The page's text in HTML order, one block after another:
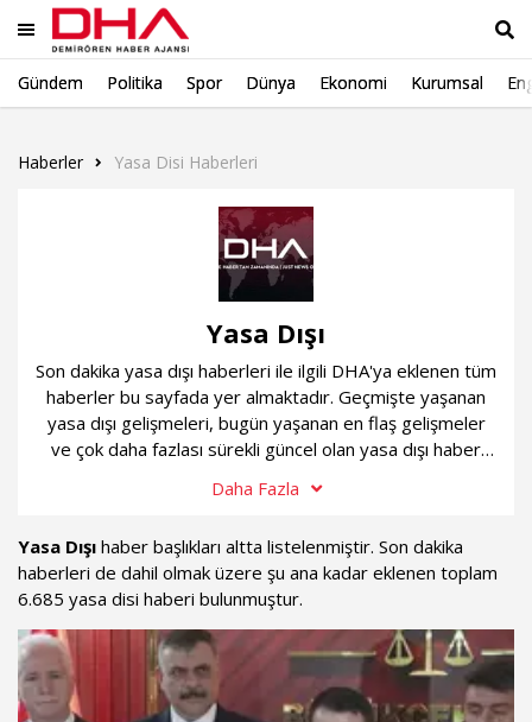
Gündem Politika Spor Dünya Ekonomi Kurumsal
Haberler Yasa Disi Haberleri
Yasa Dışı
Son dakika yasa dışı haberleri ile ilgili DHA'ya eklenen tüm
haberler bu sayfada yer almaktadır. Geçmişte yaşanan
yasa dışı gelişmeleri, bugün yaşanan en flaş gelişmeler
ve çok daha fazlası sürekli güncel olan yasa dışı haber
Daha Fazla
Yasa Dışı haber başlıkları altta listelenmiştir. Son dakika
haberleri de dahil olmak üzere şu ana kadar eklenen toplam
6.685 yasa disi haberi bulunmuştur.